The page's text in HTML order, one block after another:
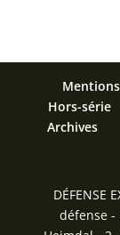
Hors-série
Archives
DÉFENSE
défense